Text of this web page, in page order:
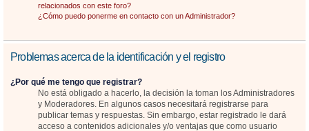
relacionados con este foro?
¿Cómo puedo ponerme en contacto con un Administrador?
Problemas acerca de la identificación y el registro
¿Por qué me tengo que registrar?
No está obligado a hacerlo, la decisión la toman los Administradores
y Moderadores. En algunos casos necesitará registrarse para
publicar temas y respuestas. Sin embargo, estar registrado le dará
acceso a contenidos adicionales y/o ventajas que como usuario